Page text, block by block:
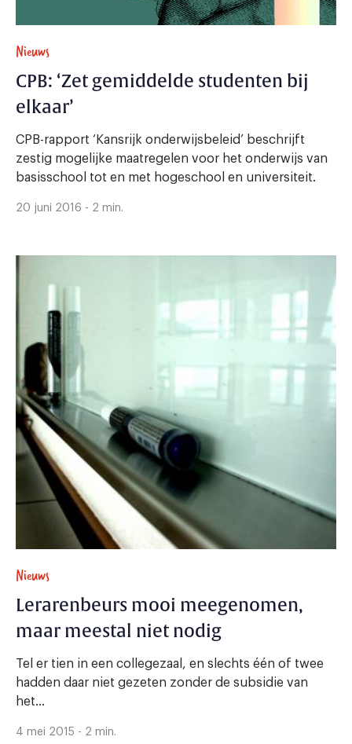
Nieuws
CPB: ‘Zet gemiddelde studenten bij
elkaar’
CPB-rapport ‘Kansrijk onderwijsbeleid’ beschrijft
zestig mogelijke maatregelen voor het onderwijs van
basisschool tot en met hogeschool en universiteit.
20 juni 2016 - 2 min.
Nieuws
Lerarenbeurs mooi meegenomen,
maar meestal niet nodig
Tel er tien in een collegezaal, en slechts één of twee
hadden daar niet gezeten zonder de subsidie van
het...
4 mei 2015 - 2 min.